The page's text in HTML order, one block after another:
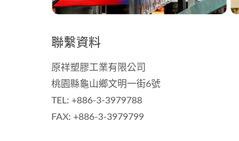
聯繫資料
原祥塑膠工業有限公司
桃園縣龜山鄉文明一街6號
TEL: +886-3-3979788
FAX: +886-3-3979799